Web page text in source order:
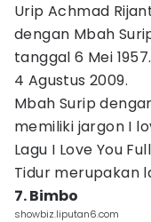
Urip Achmad
dengan Mbah
tanggal 6 Mei
4 Agustus 2009.
Mbah Surip
memiliki jargon I
Lagu I Love You
Tidur merupakan
7. Bimbo
showbiz.liputan6.com